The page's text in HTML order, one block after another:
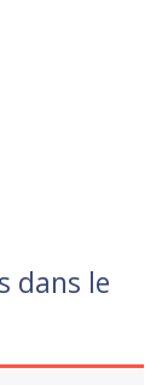
dans le